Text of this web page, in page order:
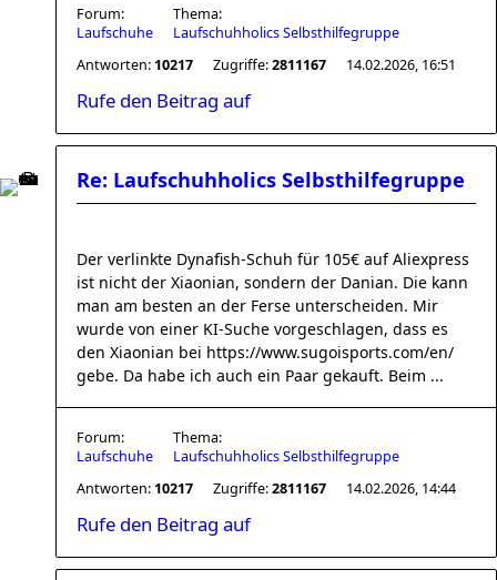
Forum:
Laufschuhe
Thema:
Laufschuhholics Selbsthilfegruppe
Antworten: 10217 Zugriffe:2811167 14.02.2026, 16:51
Rufe den Beitrag auf
Re: Laufschuhholics Selbsthilfegruppe
Der verlinkte Dynafish-Schuh für 105€ auf Aliexpress
ist nicht der Xiaonian, sondern der Danian. Die kann
man am besten an der Ferse unterscheiden. Mir
wurde von einer KI-Suche vorgeschlagen, dass es
den Xiaonian bei https://www.sugoisports.com/en/
gebe. Da habe ich auch ein Paar gekauft. Beim ...
Forum:
Laufschuhe
Thema:
Laufschuhholics Selbsthilfegruppe
Antworten: 10217 Zugriffe:2811167 14.02.2026, 14:44
Rufe den Beitrag auf